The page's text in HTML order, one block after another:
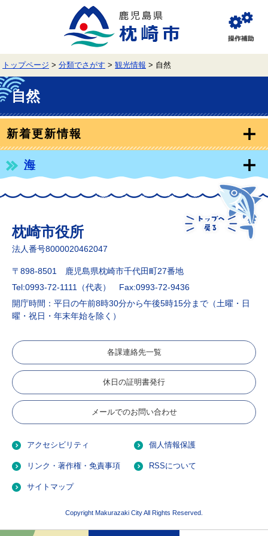
で
す。
ば
し
て
本
文
覧
補
トップページ > 分類でさがす > 観光情報 > 自然
本
文 自然
新着更新情報
海
枕崎市役所
法人番号8000020462047
〒898-8501 鹿児島県枕崎市千代田町27番地
Tel:0993-72-1111（代表）
Fax:0993-72-9436
開庁時間：平日の午前8時30分から午後5時15分まで（土曜・日
曜・祝日・年末年始を除く）
各課連絡先一覧
休日の証明書発行
メールでのお問い合わせ
アクセシビリティ 個人情報保護
リンク・著作権・免責事項 RSSについて
サイトマップ
Copyright Makurazaki City All Rights Reserved.